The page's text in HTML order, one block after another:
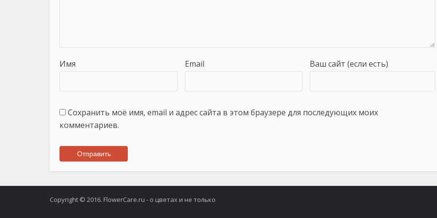
Имя Email Ваш сайт (если есть)
Сохранить моё имя, email и адрес сайта в этом браузере для последующих моих
комментариев.
Copyright © 2016. FlowerCare.ru - о цветах и не только